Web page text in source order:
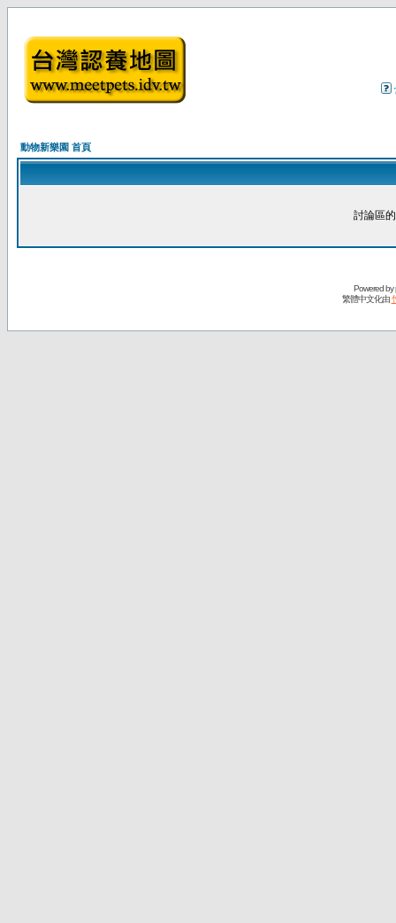
動物新樂園 首頁
討論區
Powered by
繁體中文化由